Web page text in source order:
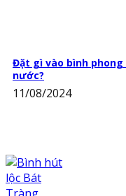
Đặt gì vào bình
nước?
11/08/2024